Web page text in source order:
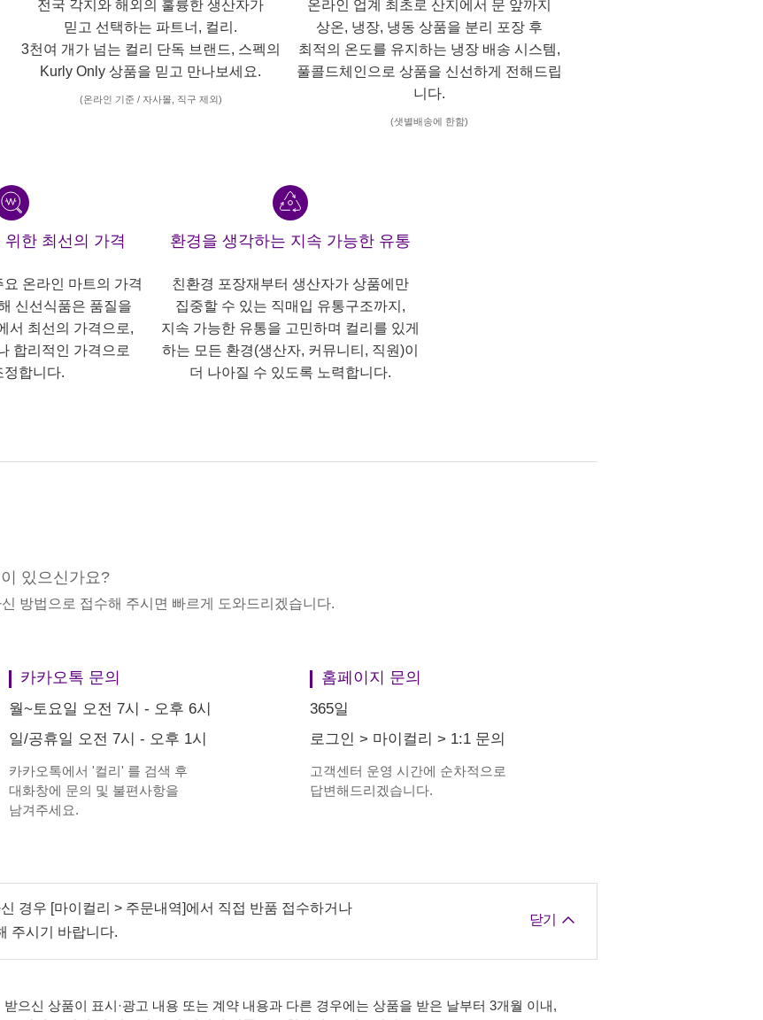
전국 각지와 해외의 훌륭한 생산자가
믿고 선택하는 파트너, 컬리.
3천여 개가 넘는 컬리 단독 브랜드, 스펙의
Kurly Only 상품을 믿고 만나보세요.
(온라인 기준 / 자사몰, 직구 제외)
온라인 업계 최초로 산지에서 문 앞까지
상온, 냉장, 냉동 상품을 분리 포장 후
최적의 온도를 유지하는 냉장 배송 시스템,
풀콜드체인으로 상품을 신선하게 전해드립
니다.
(샛별배송에 한함)
한 최선의 가격
온라인 마트의 가격
신선식품은 품질을
서 최선의 가격으로,
합리적인 가격으로
정합니다.
환경을 생각하는 지속 가능한 유통
친환경 포장재부터 생산자가 상품에만
집중할 수 있는 직매입 유통구조까지,
지속 가능한 유통을 고민하며 컬리를 있게
하는 모든 환경(생산자, 커뮤니티, 직원)이
더 나아질 수 있도록 노력합니다.
있으신가요?
방법으로 접수해 주시면 빠르게 도와드리겠습니다.
카카오톡 문의
월~토요일 오전 7시 - 오후 6시
일/공휴일 오전 7시 - 오후 1시
카카오톡에서 '컬리' 를 검색 후
대화창에 문의 및 불편사항을
남겨주세요.
홈페이지 문의
365일
로그인 > 마이컬리 > 1:1 문의
고객센터 운영 시간에 순차적으로
답변해드리겠습니다.
경우 [마이컬리 > 주문내역]에서 직접 반품 접수하거나
주시기 바랍니다.
닫기
받으신 상품이 표시·광고 내용 또는 계약 내용과 다른 경우에는 상품을 받은 날부터 3개월 이내,